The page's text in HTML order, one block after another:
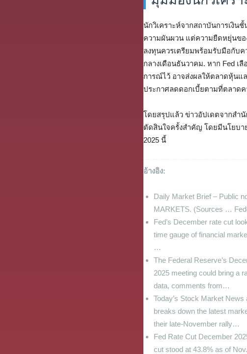
นักวิเคราะห์จากสถาบันการเงิน
ความผันผวน แต่ความยืดหยุ่นขอ
ลงทุนควรเตรียมพร้อมรับมือกับค
กลางเดือนธันวาคม. หาก Fed เ
การณ์ไว้ อาจส่งผลให้ตลาดหุ้นแ
ประกาศลดดอกเบี้ยตามที่ตลาด
โดยสรุปแล้ว ข่าวอัปเดตจากสำนั
ตัดสินใจครั้งสำคัญ โดยมีนโยบา
2025 นี้
อ้างอิง:
Daily Market Brief – Public
MARKETS. (Sources …
Fed’s December rate cut
time gauge of financial
…
The Federal Reserve’s
2025 meeting could bring a
data, comments from…
Today’s Stock Market
breaks down the latest
their late-November rally…
Fed Rate Cut December
cut stood at 43.8% as of